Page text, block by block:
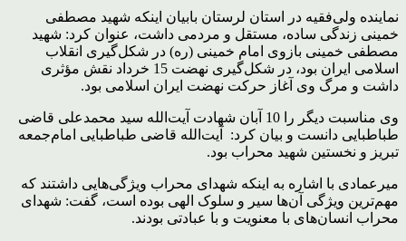
نماینده ولی‌فقیه در استان لرستان بابیان اینکه شهید مصطفی
خمینی زندگی ساده، مستقل و مردمی داشت، عنوان کرد: شهید
مصطفی خمینی بازوی امام خمینی (ره) در شکل‌گیری انقلاب
اسلامی ایران بود، در شکل‌گیری نهضت 15 خرداد نقش مؤثری
داشت و مرگ وی آغاز حرکت نهضت ایران اسلامی بود.
وی مناسبت دیگر را 10 آبان شهادت آیت‌الله سید محمدعلی قاضی
طباطبایی دانست و بیان کرد: آیت‌الله قاضی طباطبایی امام‌جمعه
تبریز و نخستین شهید محراب بود.
میرعمادی با اشاره به اینکه شهدای محراب ویژگی‌هایی داشتند که
مهم‌ترین ویژگی آن‌ها سیر و سلوک الهی بوده است، گفت: شهدای
محراب انسان‌های با معنویت و با عبادتی بودند.